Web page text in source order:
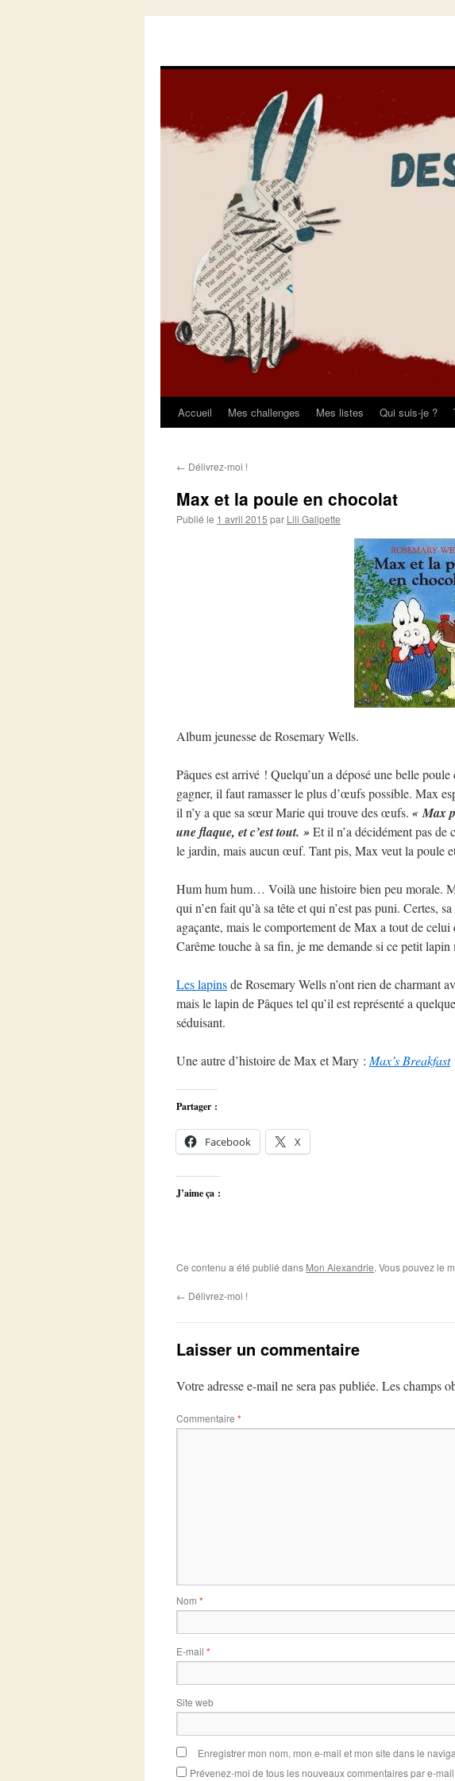
Aller
contenu
Accueil Mes challenges Mes listes Qui suis-je ?
← Délivrez-moi !
Max et la poule en chocolat
Publié le 1 avril 2015 par Lili Galipette
Album jeunesse de Rosemary Wells.
Pâques est arrivé ! Quelqu’un a déposé une belle
gagner, il faut ramasser le plus d’œufs possible. Max
il n’y a que sa sœur Marie qui trouve des œufs. « Max
une flaque, et c’est tout. »Et il n’a décidément pas de
le jardin, mais aucun œuf. Tant pis, Max veut la poule
Hum hum hum… Voilà une histoire bien peu morale.
qui n’en fait qu’à sa tête et qui n’est pas puni. Certes,
agaçante, mais le comportement de Max a tout de
Carême touche à sa fin, je me demande si ce petit
Les lapinsde Rosemary Wells n’ont rien de charmant
mais le lapin de Pâques tel qu’il est représenté a
séduisant.
Une autre d’histoire de Max et Mary : Max’s Breakfast
Partager :
Facebook X
J’aime ça :
Ce contenu a été publié dans Mon Alexandrie. Vous pouvez le
← Délivrez-moi !
Laisser un commentaire
Votre adresse e-mail ne sera pas publiée. Les champs
Commentaire *
Nom *
E-mail *
Site web
Enregistrer mon nom, mon e-mail et mon site dans le
Prévenez-moi de tous les nouveaux commentaires par e-mail.